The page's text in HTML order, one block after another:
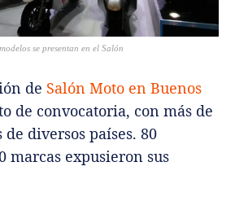
se presentan en el Salón
de Salón Moto en Buenos
de convocatoria, con más de
diversos países. 80
marcas expusieron sus